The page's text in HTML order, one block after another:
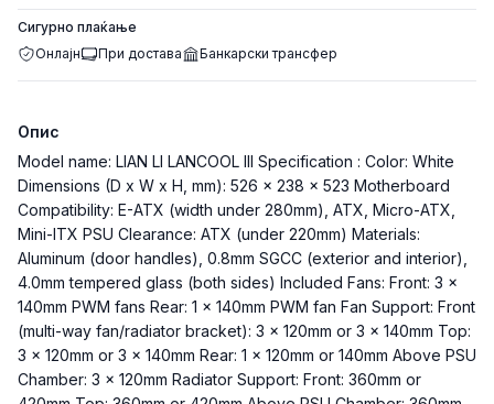
Сигурно плаќање
Онлајн
При достава Банкарски трансфер
Опис
Model name: LIAN LI LANCOOL III Specification : Color: White
Dimensions (D x W x H, mm): 526 x 238 x 523 Motherboard
Compatibility: E-ATX (width under 280mm), ATX, Micro-ATX,
Mini-ITX PSU Clearance: ATX (under 220mm) Materials:
Aluminum (door handles), 0.8mm SGCC (exterior and interior),
4.0mm tempered glass (both sides) Included Fans: Front: 3 x
140mm PWM fans Rear: 1 x 140mm PWM fan Fan Support: Front
(multi-way fan/radiator bracket): 3 x 120mm or 3 x 140mm Top:
3 x 120mm or 3 x 140mm Rear: 1 x 120mm or 140mm Above PSU
Chamber: 3 x 120mm Radiator Support: Front: 360mm or